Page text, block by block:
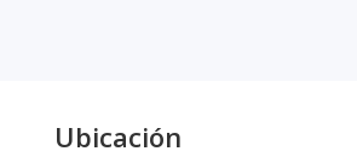
Ubicación